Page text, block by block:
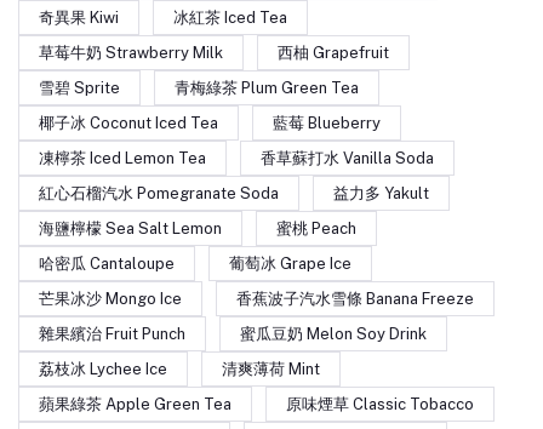
奇異果 Kiwi
冰紅茶 Iced Tea
草莓牛奶 Strawberry Milk
西柚 Grapefruit
雪碧 Sprite
青梅綠茶 Plum Green Tea
椰子冰 Coconut Iced Tea
藍莓 Blueberry
凍檸茶 Iced Lemon Tea
香草蘇打水 Vanilla Soda
紅心石榴汽水 Pomegranate Soda
益力多 Yakult
海鹽檸檬 Sea Salt Lemon
蜜桃 Peach
哈密瓜 Cantaloupe
葡萄冰 Grape Ice
芒果冰沙 Mongo Ice
香蕉波子汽水雪條 Banana Freeze
雜果繽治 Fruit Punch
蜜瓜豆奶 Melon Soy Drink
荔枝冰 Lychee Ice
清爽薄荷 Mint
蘋果綠茶 Apple Green Tea
原味煙草 Classic Tobacco